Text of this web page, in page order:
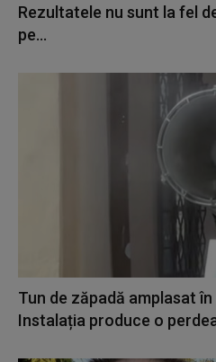
Rezultatele nu sunt la fel
pe...
Tun de zăpadă amplasat
Instalația produce o